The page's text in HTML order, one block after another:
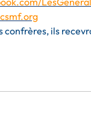
confrères, ils